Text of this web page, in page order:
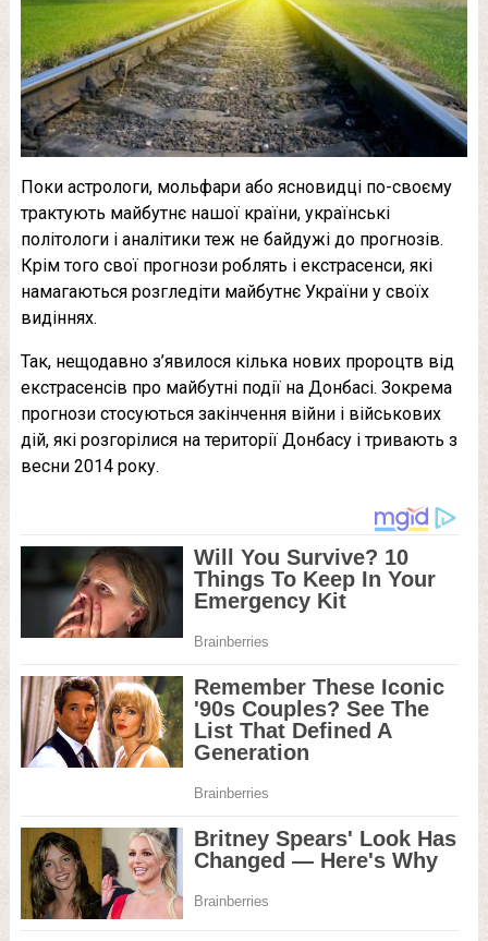
Поки астрологи, мольфари або ясновидці по-своєму
трактують майбутнє нашої країни, українські
політологи і аналітики теж не байдужі до прогнозів.
Крім того свої прогнози роблять і екстрасенси, які
намагаються розгледіти майбутнє України у своїх
видіннях.
Так, нещодавно з’явилося кілька нових пророцтв від
екстрасенсів про майбутні події на Донбасі. Зокрема
прогнози стосуються закінчення війни і військових
дій, які розгорілися на території Донбасу і тривають з
весни 2014 року.